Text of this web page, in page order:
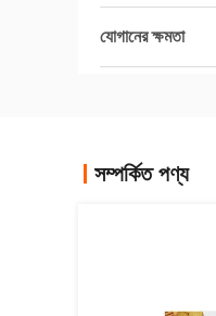
যোগানের ক্ষমতা
সম্পর্কিত পণ্য